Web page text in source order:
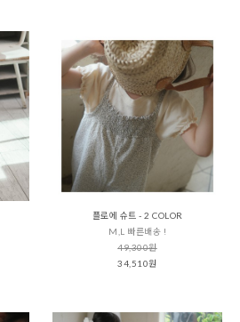
플로에 슈트 - 2 COLOR
M,L 빠른배송 !
49,300원
34,510원